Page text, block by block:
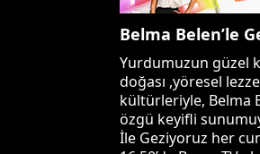
Belma Belen’le
Yurdumuzun güzel
doğası ,yöresel
kültürleriyle, Belma
özgü keyifli
İle Geziyoruz her